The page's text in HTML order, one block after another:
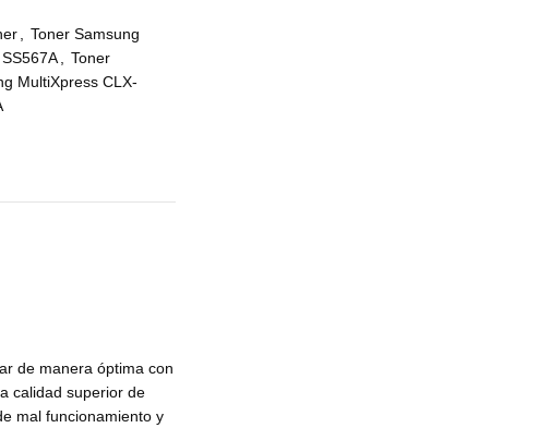
, Toner Samsung
, Toner
MultiXpress CLX-
de manera óptima con
calidad superior de
mal funcionamiento y